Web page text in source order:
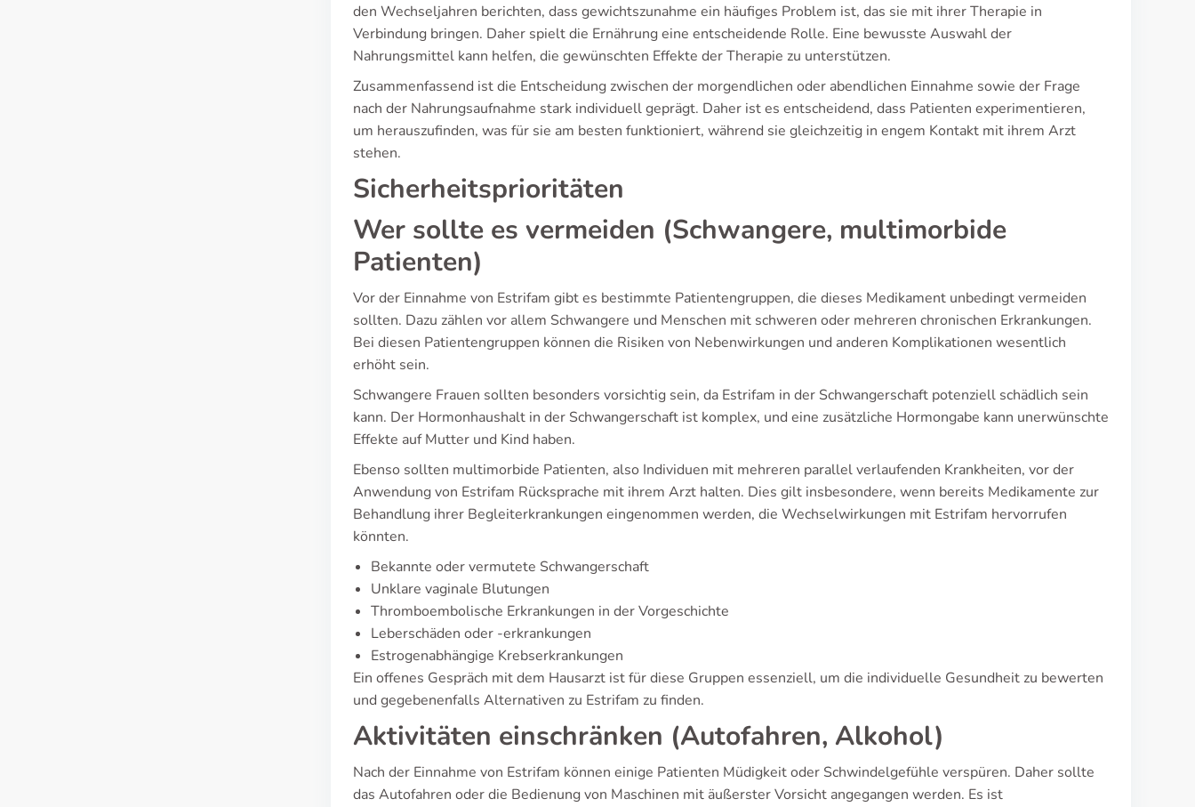
den Wechseljahren berichten, dass gewichtszunahme ein häufiges Problem ist, das sie mit ihrer Therapie in
Verbindung bringen. Daher spielt die Ernährung eine entscheidende Rolle. Eine bewusste Auswahl der
Nahrungsmittel kann helfen, die gewünschten Effekte der Therapie zu unterstützen.
Zusammenfassend ist die Entscheidung zwischen der morgendlichen oder abendlichen Einnahme sowie der Frage
nach der Nahrungsaufnahme stark individuell geprägt. Daher ist es entscheidend, dass Patienten experimentieren,
um herauszufinden, was für sie am besten funktioniert, während sie gleichzeitig in engem Kontakt mit ihrem Arzt
stehen.
Sicherheitsprioritäten
Wer sollte es vermeiden (Schwangere, multimorbide
Patienten)
Vor der Einnahme von Estrifam gibt es bestimmte Patientengruppen, die dieses Medikament unbedingt vermeiden
sollten. Dazu zählen vor allem Schwangere und Menschen mit schweren oder mehreren chronischen Erkrankungen.
Bei diesen Patientengruppen können die Risiken von Nebenwirkungen und anderen Komplikationen wesentlich
erhöht sein.
Schwangere Frauen sollten besonders vorsichtig sein, da Estrifam in der Schwangerschaft potenziell schädlich sein
kann. Der Hormonhaushalt in der Schwangerschaft ist komplex, und eine zusätzliche Hormongabe kann unerwünschte
Effekte auf Mutter und Kind haben.
Ebenso sollten multimorbide Patienten, also Individuen mit mehreren parallel verlaufenden Krankheiten, vor der
Anwendung von Estrifam Rücksprache mit ihrem Arzt halten. Dies gilt insbesondere, wenn bereits Medikamente zur
Behandlung ihrer Begleiterkrankungen eingenommen werden, die Wechselwirkungen mit Estrifam hervorrufen
könnten.
Bekannte oder vermutete Schwangerschaft
Unklare vaginale Blutungen
Thromboembolische Erkrankungen in der Vorgeschichte
Leberschäden oder -erkrankungen
Estrogenabhängige Krebserkrankungen
Ein offenes Gespräch mit dem Hausarzt ist für diese Gruppen essenziell, um die individuelle Gesundheit zu bewerten
und gegebenenfalls Alternativen zu Estrifam zu finden.
Aktivitäten einschränken (Autofahren, Alkohol)
Nach der Einnahme von Estrifam können einige Patienten Müdigkeit oder Schwindelgefühle verspüren. Daher sollte
das Autofahren oder die Bedienung von Maschinen mit äußerster Vorsicht angegangen werden. Es ist